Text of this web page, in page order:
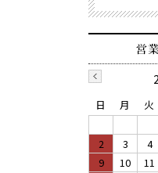
日 月 火
2
3 4
9
10 11